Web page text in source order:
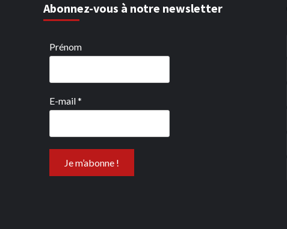
Abonnez-vous à notre newsletter
Prénom
E-mail*